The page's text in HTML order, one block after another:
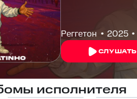
Реггетон 2025
СЛУШАТЬ
исполнителя